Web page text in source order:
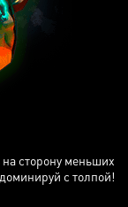
на сторону меньших
с толпой!